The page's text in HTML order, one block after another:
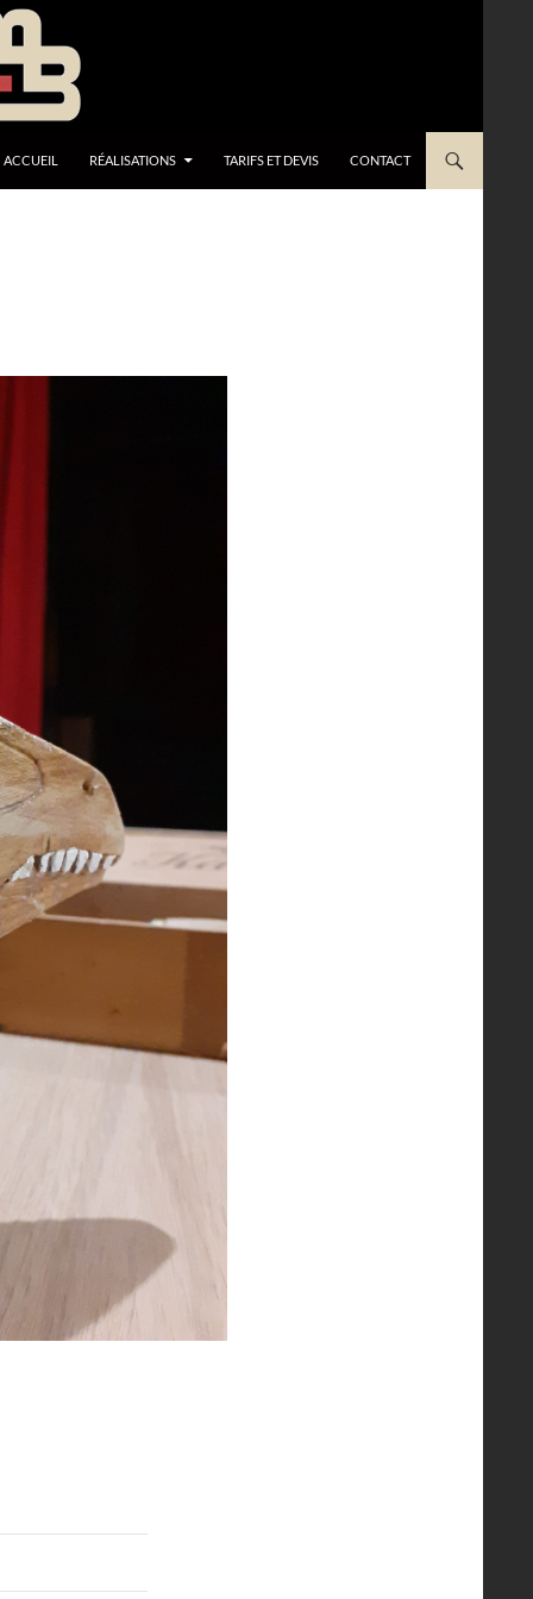
ACCUEIL RÉALISATIONS TARIFS ET DEVIS CONTACT